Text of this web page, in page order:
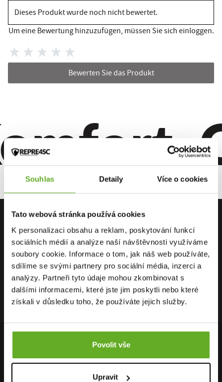
Souhlas Detaily Více o cookies
Tato webová stránka používá cookies
K personalizaci obsahu a reklam, poskytování funkcí
sociálních médií a analýze naší návštěvnosti využíváme
soubory cookie. Informace o tom, jak náš web používáte,
sdílíme se svými partnery pro sociální média, inzerci a
analýzy. Partneři tyto údaje mohou zkombinovat s
dalšími informacemi, které jste jim poskytli nebo které
získali v důsledku toho, že používáte jejich služby.
Povolit vše
Upravit
Dieses Produkt wurde noch nicht bewertet.
Um eine Bewertung hinzuzufügen, müssen Sie sich einloggen.
Bewerten Sie das Produkt
MELDEN SIE SICH FÜR UNSEREN NEWSLETTER AN
Sie erhalten als Erster Zugang zu allen neuen Kollektionen und